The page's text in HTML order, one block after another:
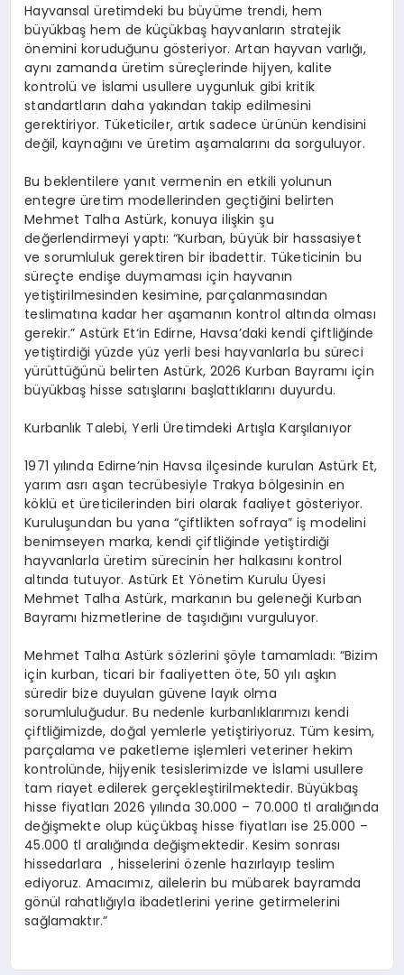
Hayvansal üretimdeki bu büyüme trendi, hem
büyükbaş hem de küçükbaş hayvanların stratejik
önemini koruduğunu gösteriyor. Artan hayvan varlığı,
aynı zamanda üretim süreçlerinde hijyen, kalite
kontrolü ve İslami usullere uygunluk gibi kritik
standartların daha yakından takip edilmesini
gerektiriyor. Tüketiciler, artık sadece ürünün kendisini
değil, kaynağını ve üretim aşamalarını da sorguluyor.
Bu beklentilere yanıt vermenin en etkili yolunun
entegre üretim modellerinden geçtiğini belirten
Mehmet Talha Astürk, konuya ilişkin şu
değerlendirmeyi yaptı: “Kurban, büyük bir hassasiyet
ve sorumluluk gerektiren bir ibadettir. Tüketicinin bu
süreçte endişe duymaması için hayvanın
yetiştirilmesinden kesimine, parçalanmasından
teslimatına kadar her aşamanın kontrol altında olması
gerekir.”Astürk Et‘in Edirne, Havsa’daki kendi çiftliğinde
yetiştirdiği yüzde yüz yerli besi hayvanlarla bu süreci
yürüttüğünü belirten Astürk, 2026 Kurban Bayramı için
büyükbaş hisse satışlarını başlattıklarını duyurdu.
Kurbanlık Talebi, Yerli Üretimdeki Artışla Karşılanıyor
1971 yılında Edirne’nin Havsa ilçesinde kurulan Astürk Et,
yarım asrı aşan tecrübesiyle Trakya bölgesinin en
köklü et üreticilerinden biri olarak faaliyet gösteriyor.
Kuruluşundan bu yana “çiftlikten sofraya” iş modelini
benimseyen marka, kendi çiftliğinde yetiştirdiği
hayvanlarla üretim sürecinin her halkasını kontrol
altında tutuyor.Astürk Et Yönetim Kurulu Üyesi
Mehmet Talha Astürk, markanın bu geleneği Kurban
Bayramı hizmetlerine de taşıdığını vurguluyor.
Mehmet Talha Astürk sözlerini şöyle tamamladı: “Bizim
için kurban, ticari bir faaliyetten öte, 50 yılı aşkın
süredir bize duyulan güvene layık olma
sorumluluğudur. Bu nedenle kurbanlıklarımızı kendi
çiftliğimizde, doğal yemlerle yetiştiriyoruz. Tüm kesim,
parçalama ve paketleme işlemleri veteriner hekim
kontrolünde, hijyenik tesislerimizde ve İslami usullere
tam riayet edilerek gerçekleştirilmektedir. Büyükbaş
hisse fiyatları 2026 yılında 30.000 – 70.000 tl aralığında
değişmekte olup küçükbaş hisse fiyatları ise 25.000 –
45.000 tl aralığında değişmektedir. Kesim sonrası
hissedarlara , hisselerini özenle hazırlayıp teslim
ediyoruz. Amacımız, ailelerin bu mübarek bayramda
gönül rahatlığıyla ibadetlerini yerine getirmelerini
sağlamaktır.”